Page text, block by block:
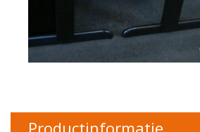
Productinformatie